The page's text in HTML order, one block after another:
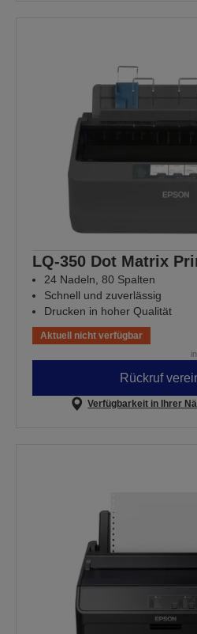
LQ-350 Dot Matrix
24 Nadeln, 80 Spalten
Schnell und zuverlässig
Drucken in hoher Qualität
Aktuell nicht verfügbar
Rückruf
Verfügbarkeit in Ihrer